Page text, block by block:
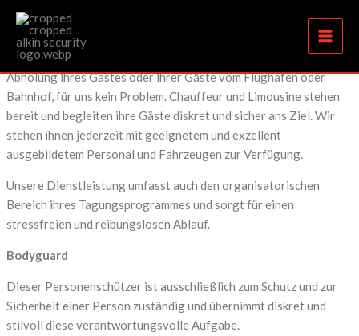
Zum
Inhalt
springen
V.I.P. Service niveauvoll und exzellent
Abholung ihres Gastes oder ihrer Gäste vom Flughafen oder
Bahnhof, für uns kein Problem. Chauffeur und Limousine stehen
bereit und begleiten ihre Gäste diskret und sicher ans Ziel. Wir
stehen ihnen jederzeit mit geeignetem und exzellent
ausgebildetem Personal und Fahrzeugen zur Verfügung.
Unsere Dienstleistung umfasst auch den organisatorischen
Bereich ihres Tagungsprogrammes und sorgt für einen
stressfreien und reibungslosen Ablauf.
Bodyguard
Dieser Personenschützer ist ausschließlich zum Schutz und zur
Sicherheit einer Person zuständig und übernimmt diskret und
stilvoll diese verantwortungsvolle Aufgabe.